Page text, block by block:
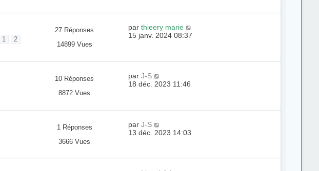
1 2
27 Réponses
14899 Vues
parthieery marie
15 janv. 2024 08:37
10 Réponses
8872 Vues
parJ-S
18 déc. 2023 11:46
1 Réponses
3666 Vues
parJ-S
13 déc. 2023 14:03